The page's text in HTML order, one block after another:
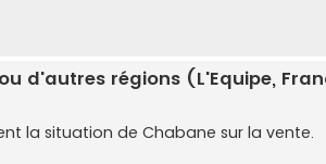
d'autres régions (L'Equipe,
la situation de Chabane sur la vente.